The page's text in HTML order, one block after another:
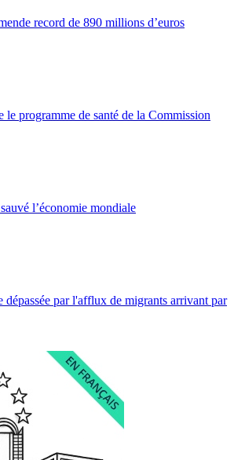
record de 890 millions d’euros
le programme de santé de la Commission
l’économie mondiale
dépassée par l'afflux de migrants arrivant par